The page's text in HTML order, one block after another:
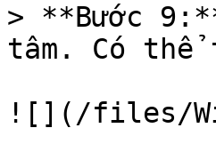
> **Bước
tâm. Có
![](/files/